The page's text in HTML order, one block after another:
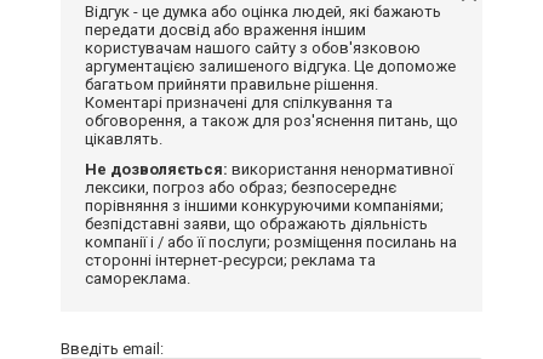
Відгук - це думка або оцінка людей, які бажають
передати досвід або враження іншим
користувачам нашого сайту з обов'язковою
аргументацією залишеного відгука. Це допоможе
багатьом прийняти правильне рішення.
Коментарі призначені для спілкування та
обговорення, а також для роз'яснення питань, що
цікавлять.
Не дозволяється: використання ненормативної
лексики, погроз або образ; безпосереднє
порівняння з іншими конкуруючими компаніями;
безпідставні заяви, що ображають діяльність
компанії і / або її послуги; розміщення посилань на
сторонні інтернет-ресурси; реклама та
самореклама.
Введіть email: